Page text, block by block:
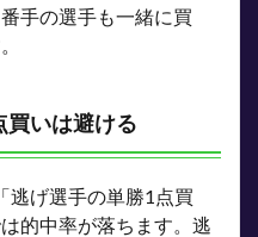
手の選手も一緒に買
いは避ける
逃げ選手の単勝1点買
的中率が落ちます。逃